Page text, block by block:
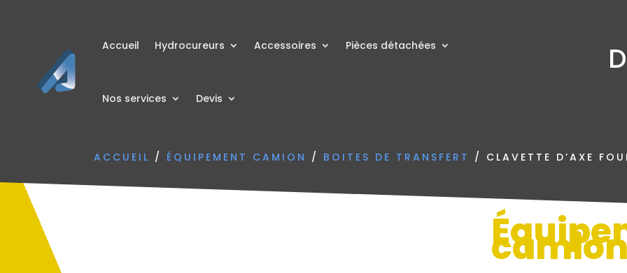
Accueil Hydrocureurs Accessoires Pièces détachées
Nos services Devis
ACCUEIL / ÉQUIPEMENT CAMION / BOITES DE TRANSFERT / CLAVETTE D’AXE